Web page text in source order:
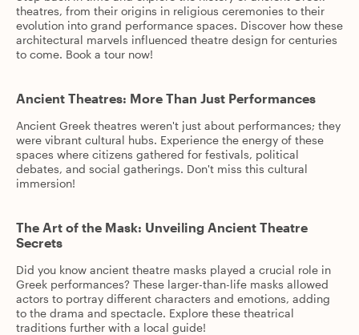
theatres, from their origins in religious ceremonies to their
evolution into grand performance spaces. Discover how these
architectural marvels influenced theatre design for centuries
to come. Book a tour now!
Ancient Theatres: More Than Just Performances
Ancient Greek theatres weren't just about performances; they
were vibrant cultural hubs. Experience the energy of these
spaces where citizens gathered for festivals, political
debates, and social gatherings. Don't miss this cultural
immersion!
The Art of the Mask: Unveiling Ancient Theatre
Secrets
Did you know ancient theatre masks played a crucial role in
Greek performances? These larger-than-life masks allowed
actors to portray different characters and emotions, adding
to the drama and spectacle. Explore these theatrical
traditions further with a local guide!